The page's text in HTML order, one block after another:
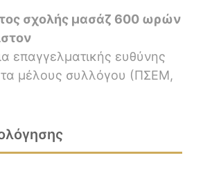
σχολής μασάζ 600 ωρών
επαγγελματικής ευθύνης
μέλους συλλόγου (ΠΣΕΜ,